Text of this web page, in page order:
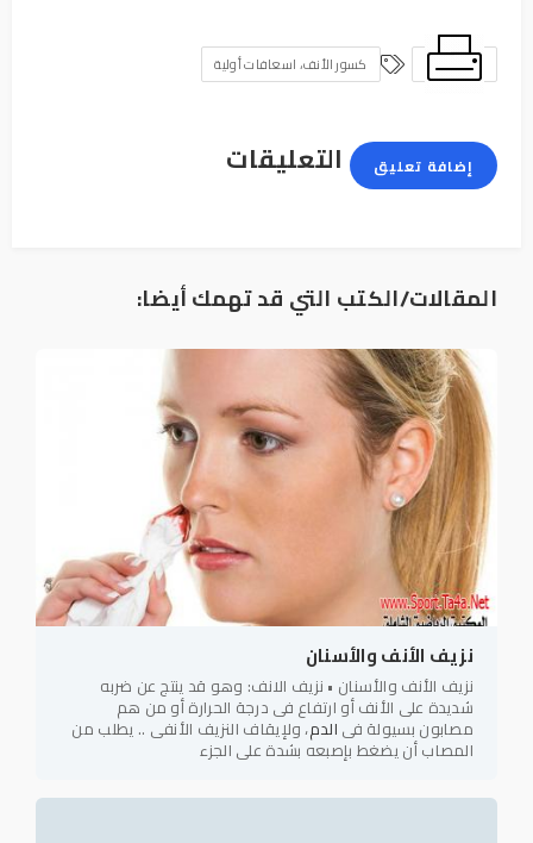
كسور الأنف، اسعافات أولية
التعليقات إضافة تعليق
المقالات/الكتب التي قد تهمك أيضا:
نزيف الأنف والأسنان
نزيف الأنف والأسنان • نزيف الانف: وهو قد ينتج عن ضربه
شديدة على الأنف أو ارتفاع فى درجة الحرارة أو من هم
مصابون بسيولة فى الدم، ولإيقاف النزيف الأنفى .. يطلب من
المصاب أن يضغط بإصبعه بشدة على الجزء